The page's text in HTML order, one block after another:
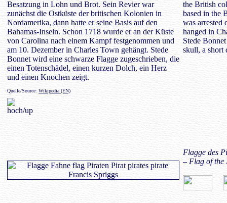
Besatzung in Lohn und Brot. Sein Revier war
zunächst die Ostküste der britischen Kolonien in
Nordamerika, dann hatte er seine Basis auf den
Bahamas-Inseln. Schon 1718 wurde er an der Küste
von Carolina nach einem Kampf festgenommen und
am 10. Dezember in Charles Town gehängt. Stede
Bonnet wird eine schwarze Flagge zugeschrieben, die
einen Totenschädel, einen kurzen Dolch, ein Herz
und einen Knochen zeigt.
the British
based in the
was arrested
hanged in
Stede
skull, a short
Quelle/Source: Wikipedia (EN)
Flagge des
– Flag of the